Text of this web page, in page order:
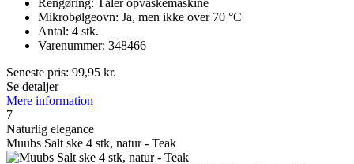
Rengøring: Tåler opvaskemaskine
Mikrobølgeovn: Ja, men ikke over 70 °C
Antal: 4 stk.
Varenummer: 348466
Seneste pris: 99,95 kr.
Se detaljer
Mere information
7
Naturlig elegance
Muubs Salt ske 4 stk, natur - Teak